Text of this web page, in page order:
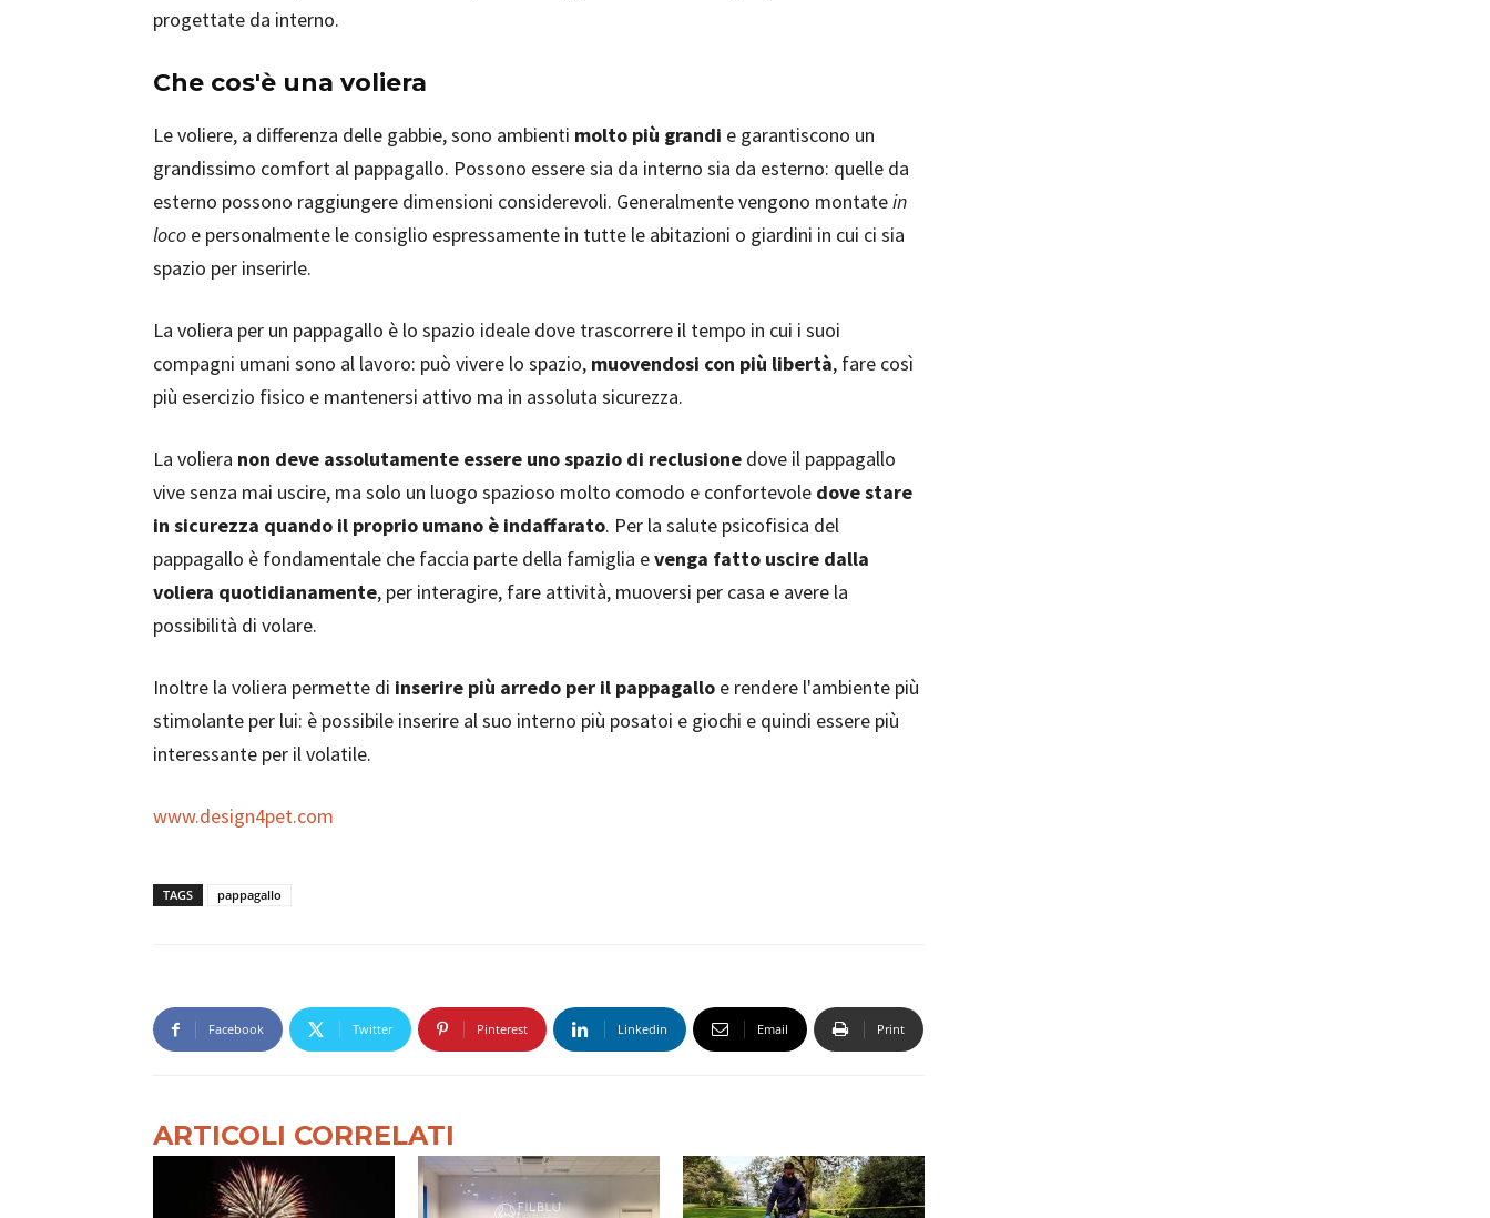
progettate da interno.
Che cos'è una voliera
Le voliere, a differenza delle gabbie, sono ambienti molto più grandi e garantiscono un
grandissimo comfort al pappagallo. Possono essere sia da interno sia da esterno: quelle da
esterno possono raggiungere dimensioni considerevoli. Generalmente vengono montatein
loco e personalmente le consiglio espressamente in tutte le abitazioni o giardini in cui ci sia
spazio per inserirle.
La voliera per un pappagallo è lo spazio ideale dove trascorrere il tempo in cui i suoi
compagni umani sono al lavoro: può vivere lo spazio, muovendosi con più libertà, fare così
più esercizio fisico e mantenersi attivo ma in assoluta sicurezza.
La voliera non deve assolutamente essere uno spazio di reclusione dove il pappagallo
vive senza mai uscire, ma solo un luogo spazioso molto comodo e confortevole dove stare
in sicurezza quando il proprio umano è indaffarato. Per la salute psicofisica del
pappagallo è fondamentale che faccia parte della famiglia evenga fatto uscire dalla
voliera quotidianamente, per interagire, fare attività, muoversi per casa e avere la
possibilità di volare.
Inoltre la voliera permette di inserire più arredo per il pappagallo e rendere l'ambiente più
stimolante per lui: è possibile inserire al suo interno più posatoi e giochi e quindi essere più
interessante per il volatile.
www.design4pet.com
TAGS pappagallo
Facebook Twitter Pinterest Linkedin Email Print
ARTICOLI CORRELATI